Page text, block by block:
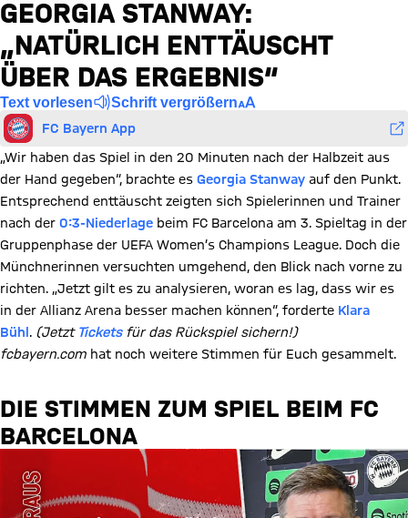
GEORGIA STANWAY:
„NATÜRLICH ENTTÄUSCHT
ÜBER DAS ERGEBNIS“
Text vorlesen Schrift vergrößern
FC Bayern App
„Wir haben das Spiel in den 20 Minuten nach der Halbzeit aus
der Hand gegeben“, brachte es Georgia Stanway auf den Punkt.
Entsprechend enttäuscht zeigten sich Spielerinnen und Trainer
nach der 0:3-Niederlage beim FC Barcelona am 3. Spieltag in der
Gruppenphase der UEFA Women’s Champions League. Doch die
Münchnerinnen versuchten umgehend, den Blick nach vorne zu
richten. „Jetzt gilt es zu analysieren, woran es lag, dass wir es
in der Allianz Arena besser machen können“, forderte Klara
Bühl . (Jetzt Ticketsfür das Rückspiel sichern!)
fcbayern.com hat noch weitere Stimmen für Euch gesammelt.
DIE STIMMEN ZUM SPIEL BEIM FC
BARCELONA